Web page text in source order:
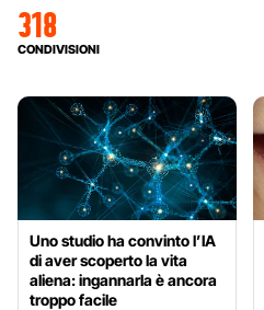
318
CONDIVISIONI
Uno studio ha convinto l’IA
di aver scoperto la vita
aliena: ingannarla è ancora
troppo facile